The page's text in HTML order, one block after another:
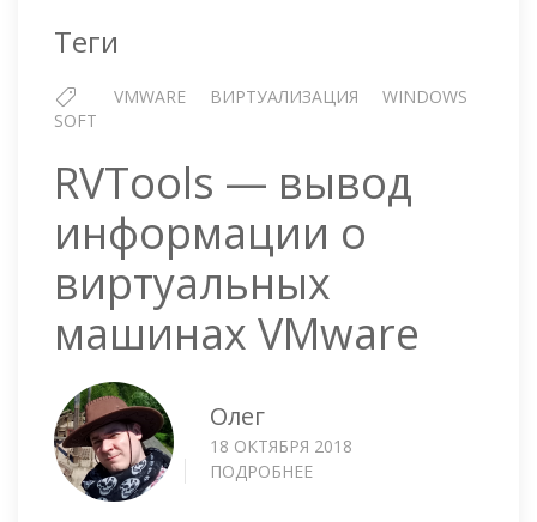
Теги
VMWARE ВИРТУАЛИЗАЦИЯ
WINDOWS
SOFT
RVTools — вывод
информации о
виртуальных
машинах VMware
Олег
18 ОКТЯБРЯ 2018
ПОДРОБНЕЕ